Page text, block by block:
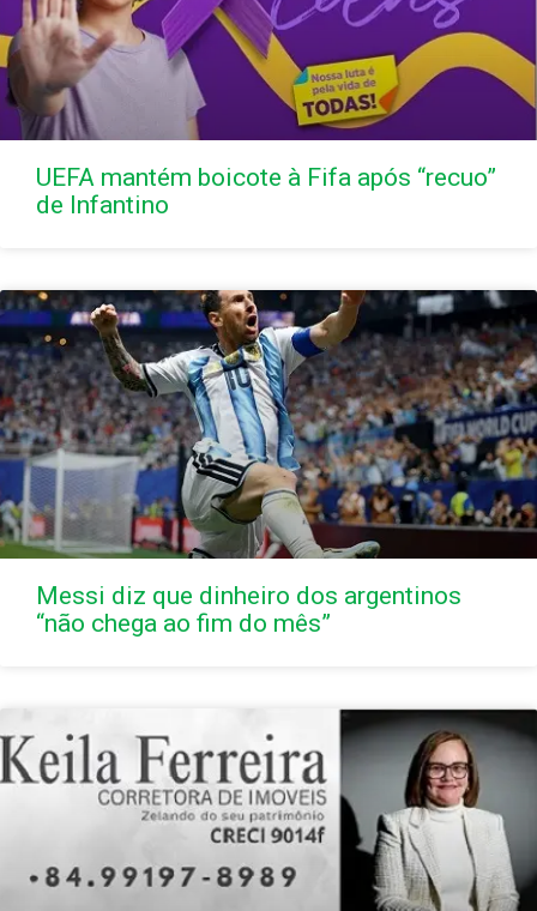
UEFA mantém boicote à Fifa após “recuo”
de Infantino
Messi diz que dinheiro dos argentinos
“não chega ao fim do mês”